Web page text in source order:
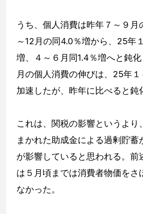
うち、個人消費は昨年７～９月
～12月の同4.0％増から、25年
増、４～６月同1.4％増へと鈍
月の個人消費の伸びは、25年
加速したが、昨年に比べると鈍
これは、関税の影響というより
まかれた助成金による過剰貯蓄
が影響していると思われる。前
は５月頃までは消費者物価をさ
なかった。